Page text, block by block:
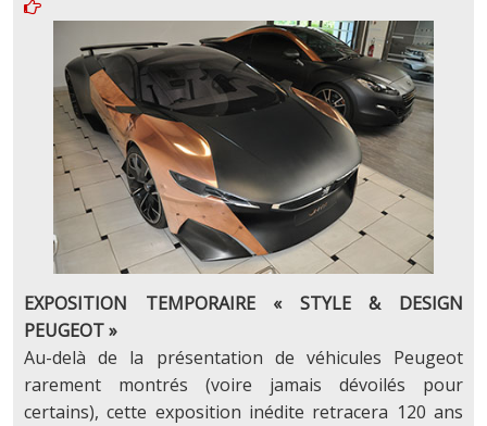
EXPOSITION TEMPORAIRE « STYLE & DESIGN
PEUGEOT »
Au-delà de la présentation de véhicules Peugeot
rarement montrés (voire jamais dévoilés pour
certains), cette exposition inédite retracera 120 ans